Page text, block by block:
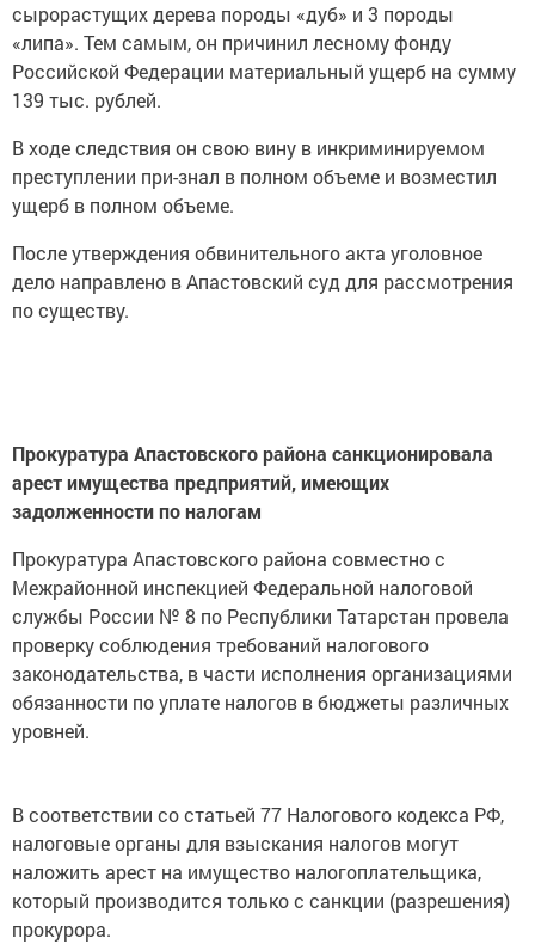
сырорастущих дерева породы «дуб» и 3 породы
«липа». Тем самым, он причинил лесному фонду
Российской Федерации материальный ущерб на сумму
139 тыс. рублей.
В ходе следствия он свою вину в инкриминируемом
преступлении при-знал в полном объеме и возместил
ущерб в полном объеме.
После утверждения обвинительного акта уголовное
дело направлено в Апастовский суд для рассмотрения
по существу.
Прокуратура Апастовского района санкционировала
арест имущества предприятий, имеющих
задолженности по налогам
Прокуратура Апастовского района совместно с
Межрайонной инспекцией Федеральной налоговой
службы России № 8 по Республики Татарстан провела
проверку соблюдения требований налогового
законодательства, в части исполнения организациями
обязанности по уплате налогов в бюджеты различных
уровней.
В соответствии со статьей 77 Налогового кодекса РФ,
налоговые органы для взыскания налогов могут
наложить арест на имущество налогоплательщика,
который производится только с санкции (разрешения)
прокурора.